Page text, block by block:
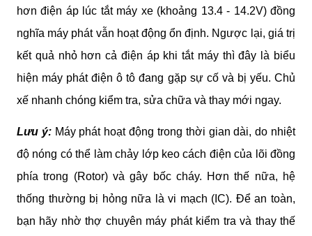
hơn điện áp lúc tắt máy xe (khoảng 13.4 - 14.2V) đồng
nghĩa máy phát vẫn hoạt động ổn định. Ngược lại, giá trị
kết quả nhỏ hơn cả điện áp khi tắt máy thì đây là biểu
hiện máy phát điện ô tô đang gặp sự cố và bị yếu. Chủ
xế nhanh chóng kiểm tra, sửa chữa và thay mới ngay.
Lưu ý: Máy phát hoạt động trong thời gian dài, do nhiệt
độ nóng có thể làm chảy lớp keo cách điện của lõi đồng
phía trong (Rotor) và gây bốc cháy. Hơn thế nữa, hệ
thống thường bị hỏng nữa là vi mạch (IC). Để an toàn,
bạn hãy nhờ thợ chuyên máy phát kiểm tra và thay thế